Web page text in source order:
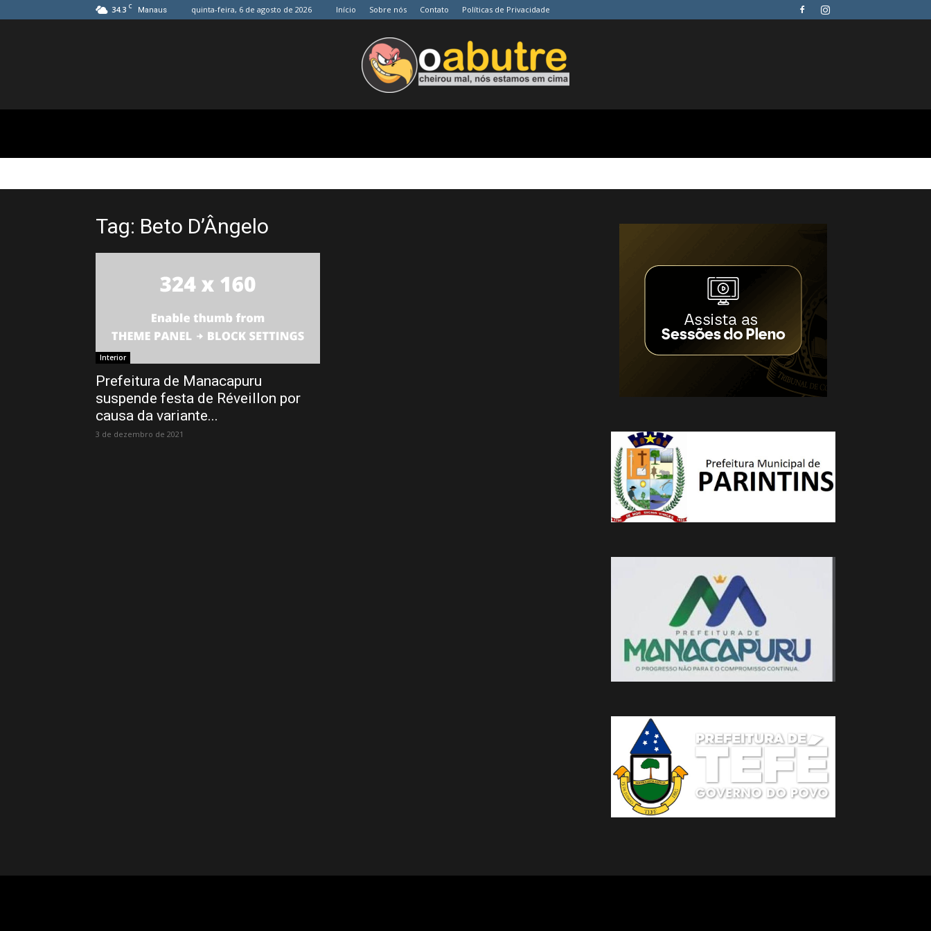
34.3 C Manaus quinta-feira, 6 de agosto de 2026 Início Sobre nós Contato Políticas de Privacidade
Tag: Beto D’Ângelo
Interior
Prefeitura de Manacapuru
suspende festa de Réveillon por
causa da variante...
3 de dezembro de 2021